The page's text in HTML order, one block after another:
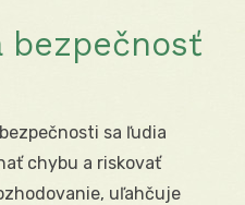
bezpečnosť
sa ľudia
chybu a riskovať
uľahčuje